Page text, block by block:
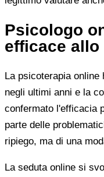
Psicologo
efficace allo
La psicoterapia
negli ultimi anni e la
confermato l'efficacia
parte delle
ripiego, ma di una
La seduta online si